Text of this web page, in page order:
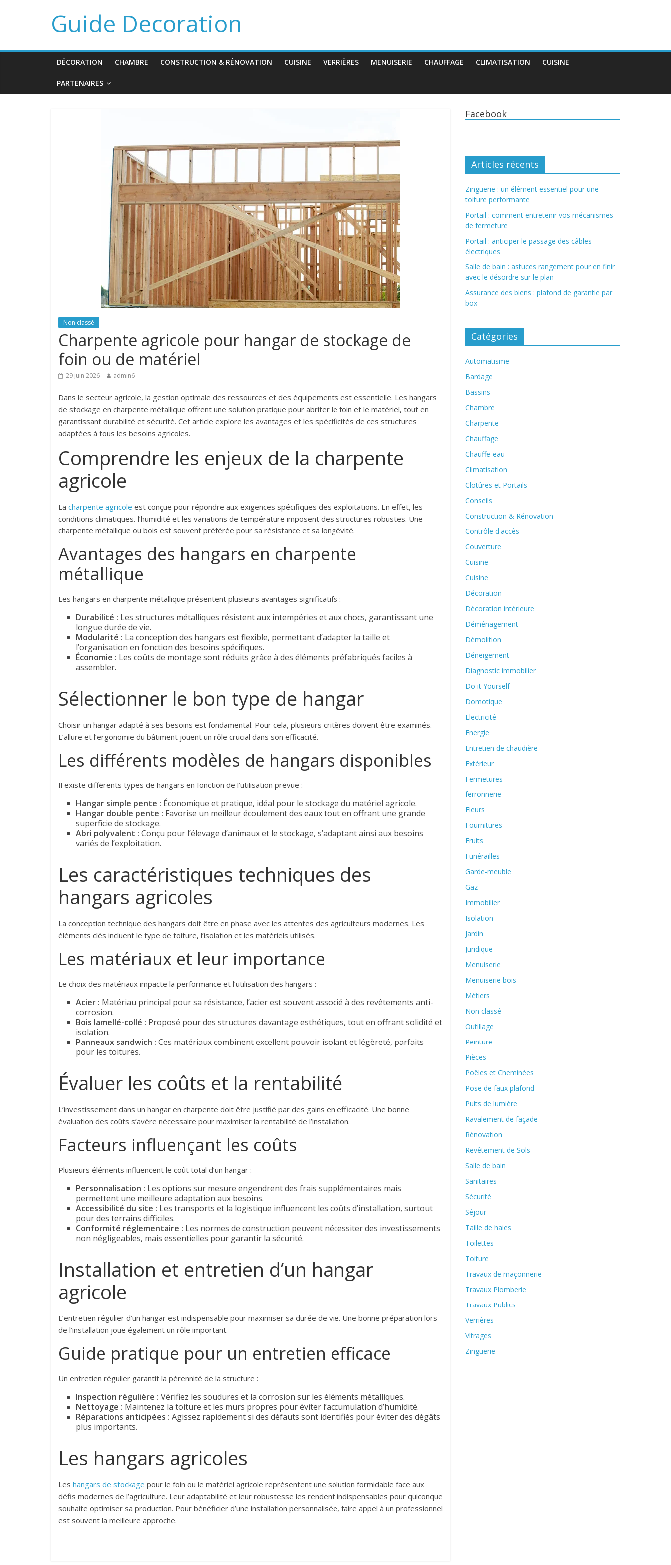
Guide Decoration
DÉCORATION CHAMBRE CONSTRUCTION & RÉNOVATION CUISINE VERRIÈRES MENUISERIE CHAUFFAGE CLIMATISATION CUISINE
PARTENAIRES
Non classé
Charpente agricole pour hangar de stockage de
foin ou de matériel
29 juin 2026 admin6
Dans le secteur agricole, la gestion optimale des ressources et des équipements est essentielle. Les hangars
de stockage en charpente métallique offrent une solution pratique pour abriter le foin et le matériel, tout en
garantissant durabilité et sécurité. Cet article explore les avantages et les spécificités de ces structures
adaptées à tous les besoins agricoles.
Comprendre les enjeux de la charpente
agricole
La charpente agricole est conçue pour répondre aux exigences spécifiques des exploitations. En effet, les
conditions climatiques, l’humidité et les variations de température imposent des structures robustes. Une
charpente métallique ou bois est souvent préférée pour sa résistance et sa longévité.
Avantages des hangars en charpente
métallique
Les hangars en charpente métallique présentent plusieurs avantages significatifs :
Durabilité : Les structures métalliques résistent aux intempéries et aux chocs, garantissant une
longue durée de vie.
Modularité : La conception des hangars est flexible, permettant d’adapter la taille et
l’organisation en fonction des besoins spécifiques.
Économie : Les coûts de montage sont réduits grâce à des éléments préfabriqués faciles à
assembler.
Sélectionner le bon type de hangar
Choisir un hangar adapté à ses besoins est fondamental. Pour cela, plusieurs critères doivent être examinés.
L’allure et l’ergonomie du bâtiment jouent un rôle crucial dans son efficacité.
Les différents modèles de hangars disponibles
Il existe différents types de hangars en fonction de l’utilisation prévue :
Hangar simple pente : Économique et pratique, idéal pour le stockage du matériel agricole.
Hangar double pente : Favorise un meilleur écoulement des eaux tout en offrant une grande
superficie de stockage.
Abri polyvalent : Conçu pour l’élevage d’animaux et le stockage, s’adaptant ainsi aux besoins
variés de l’exploitation.
Les caractéristiques techniques des
hangars agricoles
La conception technique des hangars doit être en phase avec les attentes des agriculteurs modernes. Les
éléments clés incluent le type de toiture, l’isolation et les matériels utilisés.
Les matériaux et leur importance
Le choix des matériaux impacte la performance et l’utilisation des hangars :
Acier : Matériau principal pour sa résistance, l’acier est souvent associé à des revêtements anti-
corrosion.
Bois lamellé-collé : Proposé pour des structures davantage esthétiques, tout en offrant solidité et
isolation.
Panneaux sandwich : Ces matériaux combinent excellent pouvoir isolant et légèreté, parfaits
pour les toitures.
Évaluer les coûts et la rentabilité
L’investissement dans un hangar en charpente doit être justifié par des gains en efficacité. Une bonne
évaluation des coûts s’avère nécessaire pour maximiser la rentabilité de l’installation.
Facteurs influençant les coûts
Plusieurs éléments influencent le coût total d’un hangar :
Personnalisation : Les options sur mesure engendrent des frais supplémentaires mais
permettent une meilleure adaptation aux besoins.
Accessibilité du site : Les transports et la logistique influencent les coûts d’installation, surtout
pour des terrains difficiles.
Conformité réglementaire : Les normes de construction peuvent nécessiter des investissements
non négligeables, mais essentielles pour garantir la sécurité.
Installation et entretien d’un hangar
agricole
L’entretien régulier d’un hangar est indispensable pour maximiser sa durée de vie. Une bonne préparation lors
de l’installation joue également un rôle important.
Guide pratique pour un entretien efficace
Un entretien régulier garantit la pérennité de la structure :
Inspection régulière : Vérifiez les soudures et la corrosion sur les éléments métalliques.
Nettoyage : Maintenez la toiture et les murs propres pour éviter l’accumulation d’humidité.
Réparations anticipées : Agissez rapidement si des défauts sont identifiés pour éviter des dégâts
plus importants.
Les hangars agricoles
Les hangars de stockage pour le foin ou le matériel agricole représentent une solution formidable face aux
défis modernes de l’agriculture. Leur adaptabilité et leur robustesse les rendent indispensables pour quiconque
souhaite optimiser sa production. Pour bénéficier d’une installation personnalisée, faire appel à un professionnel
est souvent la meilleure approche.
Facebook
Articles récents
Zinguerie : un élément essentiel pour une
toiture performante
Portail : comment entretenir vos mécanismes
de fermeture
Portail : anticiper le passage des câbles
électriques
Salle de bain : astuces rangement pour en finir
avec le désordre sur le plan
Assurance des biens : plafond de garantie par
box
Catégories
Automatisme
Bardage
Bassins
Chambre
Charpente
Chauffage
Chauffe-eau
Climatisation
Clotûres et Portails
Conseils
Construction & Rénovation
Contrôle d'accès
Couverture
Cuisine
Cuisine
Décoration
Décoration intérieure
Déménagement
Démolition
Déneigement
Diagnostic immobilier
Do it Yourself
Domotique
Electricité
Energie
Entretien de chaudière
Extérieur
Fermetures
ferronnerie
Fleurs
Fournitures
Fruits
Funérailles
Garde-meuble
Gaz
Immobilier
Isolation
Jardin
Juridique
Menuiserie
Menuiserie bois
Métiers
Non classé
Outillage
Peinture
Pièces
Poêles et Cheminées
Pose de faux plafond
Puits de lumière
Ravalement de façade
Rénovation
Revêtement de Sols
Salle de bain
Sanitaires
Sécurité
Séjour
Taille de haies
Toilettes
Toiture
Travaux de maçonnerie
Travaux Plomberie
Travaux Publics
Verrières
Vitrages
Zinguerie